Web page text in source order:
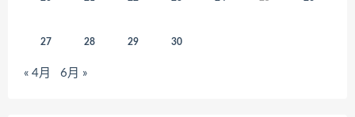
27 28 29 30
« 4月 6月 »